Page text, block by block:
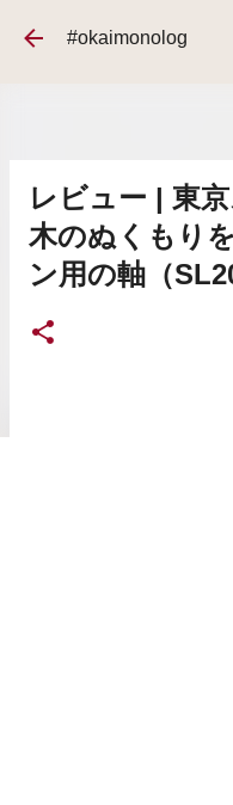
スキップして
#okaimonolog
レビュー | 東
木のぬくもり
ン用の軸（